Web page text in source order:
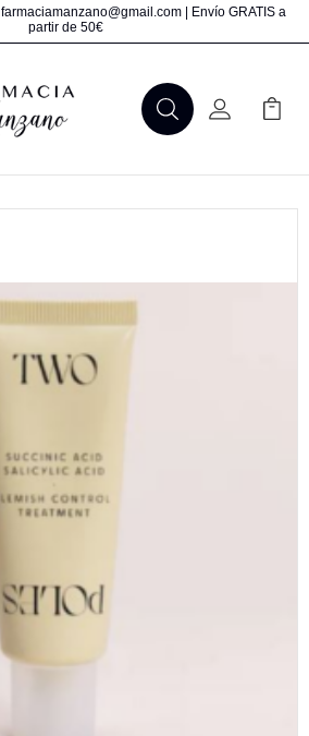
farmaciamanzano@gmail.com | Envío GRATIS a
partir de 50€
BuscarMi Cuenta
Mi